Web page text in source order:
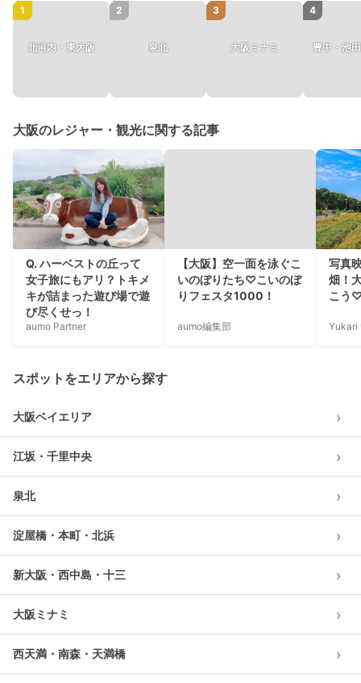
1
北河内・東大阪
2
泉北
3
大阪ミナミ
4
豊中・池
大阪のレジャー・観光に関する記事
Q. ハーベストの丘って
女子旅にもアリ？トキメ
キが詰まった遊び場で遊
び尽くせっ！
aumo Partner
【大阪】空一面を泳ぐこ
いのぼりたち♡こいのぼ
りフェスタ1000！
aumo編集部
写真
畑！
こう
Yukari
スポットをエリアから探す
大阪ベイエリア ›
江坂・千里中央 ›
泉北 ›
淀屋橋・本町・北浜 ›
新大阪・西中島・十三 ›
大阪ミナミ ›
西天満・南森・天満橋 ›